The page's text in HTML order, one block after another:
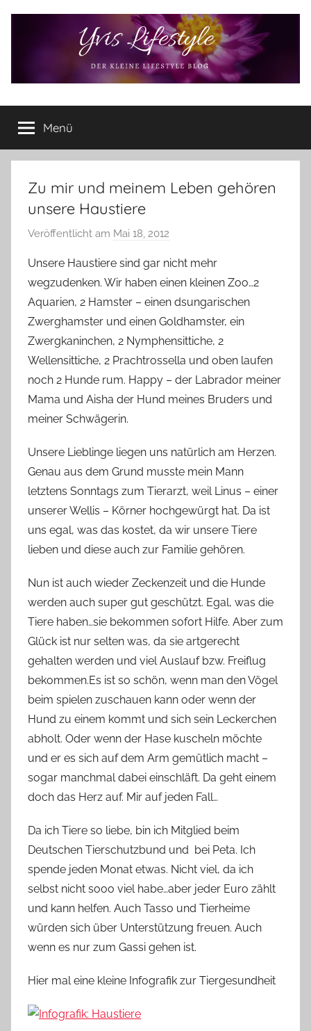
Yvis
Lifestyle
Lifestyle
Blog
–
Lifestyle,
Rezensionen,
Produkttests
und
mehr
Menü
Zu mir und meinem Leben gehören
unsere Haustiere
Veröffentlicht am Mai 18, 2012
n
Y
v
o
n
n
e
Unsere Haustiere sind gar nicht mehr
wegzudenken. Wir haben einen kleinen Zoo…2
Aquarien, 2 Hamster – einen dsungarischen
Zwerghamster und einen Goldhamster, ein
Zwergkaninchen, 2 Nymphensittiche, 2
Wellensittiche, 2 Prachtrossella und oben laufen
noch 2 Hunde rum. Happy – der Labrador meiner
Mama und Aisha der Hund meines Bruders und
meiner Schwägerin.
Unsere Lieblinge liegen uns natürlich am Herzen.
Genau aus dem Grund musste mein Mann
letztens Sonntags zum Tierarzt, weil Linus – einer
unserer Wellis – Körner hochgewürgt hat. Da ist
uns egal, was das kostet, da wir unsere Tiere
lieben und diese auch zur Familie gehören.
Nun ist auch wieder Zeckenzeit und die Hunde
werden auch super gut geschützt. Egal, was die
Tiere haben…sie bekommen sofort Hilfe. Aber zum
Glück ist nur selten was, da sie artgerecht
gehalten werden und viel Auslauf bzw. Freiflug
bekommen.Es ist so schön, wenn man den Vögel
beim spielen zuschauen kann oder wenn der
Hund zu einem kommt und sich sein Leckerchen
abholt. Oder wenn der Hase kuscheln möchte
und er es sich auf dem Arm gemütlich macht –
sogar manchmal dabei einschläft. Da geht einem
doch das Herz auf. Mir auf jeden Fall…
Da ich Tiere so liebe, bin ich Mitglied beim
Deutschen Tierschutzbund und bei Peta. Ich
spende jeden Monat etwas. Nicht viel, da ich
selbst nicht sooo viel habe…aber jeder Euro zählt
und kann helfen. Auch Tasso und Tierheime
würden sich über Unterstützung freuen. Auch
wenn es nur zum Gassi gehen ist.
Hier mal eine kleine Infografik zur Tiergesundheit